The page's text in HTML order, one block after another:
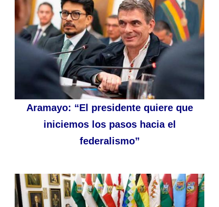
Aramayo: “El presidente quiere que
iniciemos los pasos hacia el
federalismo”